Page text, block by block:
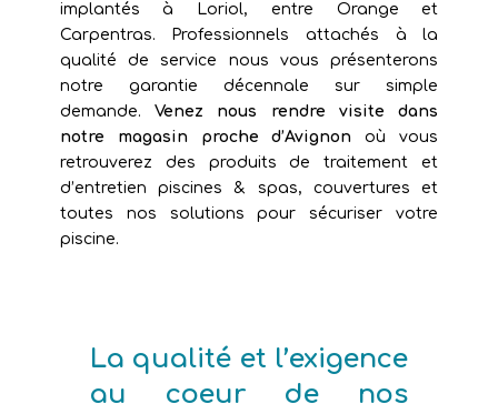
implantés à Loriol, entre Orange et
Carpentras. Professionnels attachés à la
qualité de service nous vous présenterons
notre garantie décennale sur simple
demande.Venez nous rendre visite dans
notre magasin proche d’Avignonoù vous
retrouverez des produits de traitement et
d’entretien piscines & spas, couvertures et
toutes nos solutions pour sécuriser votre
piscine.
La qualité et l’exigence
au coeur de nos